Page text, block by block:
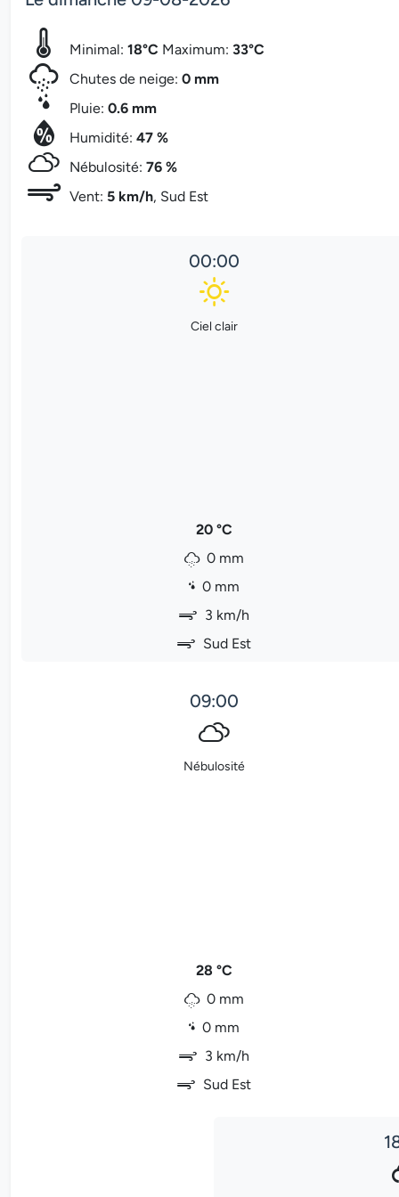
Minimal: 18°C Maximum: 33°C
Chutes de neige: 0 mm
Pluie: 0.6 mm
Humidité: 47 %
Nébulosité: 76 %
Vent: 5 km/h, Sud Est
00:00
Ciel clair
20 °C
0 mm
0 mm
3 km/h
Sud Est
09:00
Nébulosité
28 °C
0 mm
0 mm
3 km/h
Sud Est